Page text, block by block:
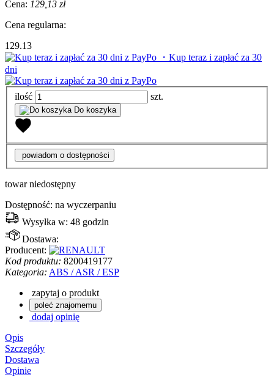
Cena: 129,13 zł
Cena regularna:
129.13
・Kup teraz i zapłać za 30
dni
ilość szt.
Do koszyka
powiadom o dostępności
towar niedostępny
Dostępność: na wyczerpaniu
Wysyłka w: 48 godzin
Dostawa:
Producent:
Kod produktu: 8200419177
Kategoria: ABS / ASR / ESP
zapytaj o produkt
poleć znajomemu
dodaj opinię
Opis
Szczegóły
Dostawa
Opinie